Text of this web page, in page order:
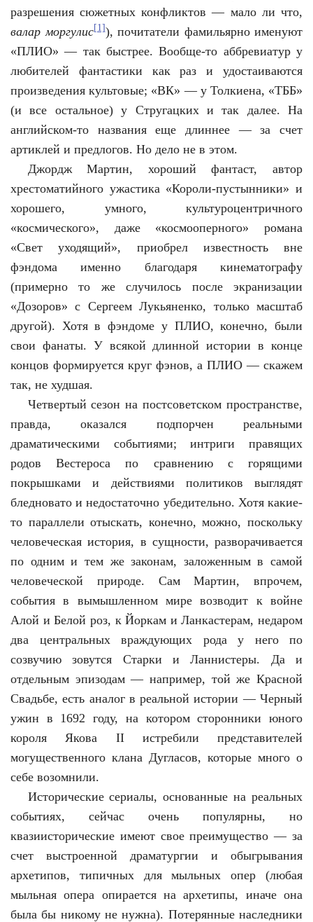
разрешения сюжетных конфликтов — мало ли что,
валар моргулис[1]), почитатели фамильярно именуют
«ПЛИО» — так быстрее. Вообще-то аббревиатур у
любителей фантастики как раз и удостаиваются
произведения культовые; «ВК» — у Толкиена, «ТББ»
(и все остальное) у Стругацких и так далее. На
английском-то названия еще длиннее — за счет
артиклей и предлогов. Но дело не в этом.
Джордж Мартин, хороший фантаст, автор
хрестоматийного ужастика «Короли-пустынники» и
хорошего, умного, культуроцентричного
«космического», даже «космооперного» романа
«Свет уходящий», приобрел известность вне
фэндома именно благодаря кинематографу
(примерно то же случилось после экранизации
«Дозоров» с Сергеем Лукьяненко, только масштаб
другой). Хотя в фэндоме у ПЛИО, конечно, были
свои фанаты. У всякой длинной истории в конце
концов формируется круг фэнов, а ПЛИО — скажем
так, не худшая.
Четвертый сезон на постсоветском пространстве,
правда, оказался подпорчен реальными
драматическими событиями; интриги правящих
родов Вестероса по сравнению с горящими
покрышками и действиями политиков выглядят
бледновато и недостаточно убедительно. Хотя какие-
то параллели отыскать, конечно, можно, поскольку
человеческая история, в сущности, разворачивается
по одним и тем же законам, заложенным в самой
человеческой природе. Сам Мартин, впрочем,
события в вымышленном мире возводит к войне
Алой и Белой роз, к Йоркам и Ланкастерам, недаром
два центральных враждующих рода у него по
созвучию зовутся Старки и Ланнистеры. Да и
отдельным эпизодам — например, той же Красной
Свадьбе, есть аналог в реальной истории — Черный
ужин в 1692 году, на котором сторонники юного
короля Якова II истребили представителей
могущественного клана Дугласов, которые много о
себе возомнили.
Исторические сериалы, основанные на реальных
событиях, сейчас очень популярны, но
квазиисторические имеют свое преимущество — за
счет выстроенной драматургии и обыгрывания
архетипов, типичных для мыльных опер (любая
мыльная опера опирается на архетипы, иначе она
была бы никому не нужна). Потерянные наследники